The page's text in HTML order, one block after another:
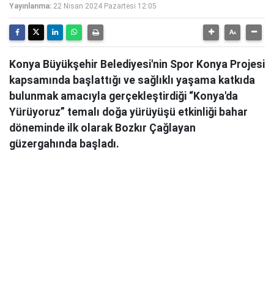
Yayınlanma: 22 Nisan 2024 Pazartesi 12:05
Konya Büyükşehir Belediyesi'nin Spor Konya Projesi
kapsamında başlattığı ve sağlıklı yaşama katkıda
bulunmak amacıyla gerçekleştirdiği “Konya'da
Yürüyoruz” temalı doğa yürüyüşü etkinliği bahar
döneminde ilk olarak Bozkır Çağlayan
güzergahında başladı.